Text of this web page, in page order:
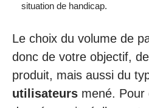
situation de handicap.
Le choix du volume de
donc de votre objectif,
produit, mais aussi du
utilisateurs mené. Pour